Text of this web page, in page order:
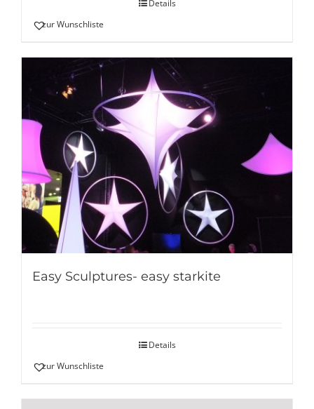
Details
zur Wunschliste
Easy Sculptures- easy starkite
Details
zur Wunschliste